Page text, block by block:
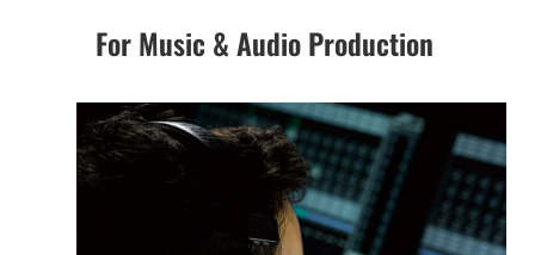
For Music & Audio Production